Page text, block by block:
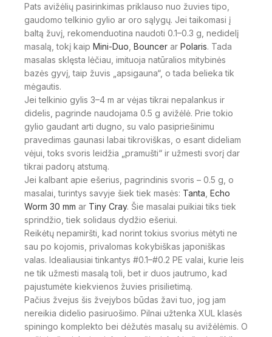
Pats avižėlių pasirinkimas priklauso nuo žuvies tipo,
gaudomo telkinio gylio ar oro sąlygų. Jei taikomasi į
baltą žuvį, rekomenduotina naudoti 0.1–0.3 g, nedidelį
masalą, tokį kaip Mini-Duo Bouncer ar Polaris. Tada
masalas sklęsta lėčiau, imituoja natūralios mitybinės
bazės gyvį, taip žuvis „apsigauna“, o tada belieka tik
mėgautis.
Jei telkinio gylis 3–4 m ar vėjas tikrai nepalankus ir
didelis, pagrinde naudojama 0.5 g avižėlė. Prie tokio
gylio gaudant arti dugno, su valo pasipriešinimu
pravedimas gaunasi labai tikroviškas, o esant dideliam
vėjui, toks svoris leidžia „pramušti“ ir užmesti svorį dar
tikrai padorų atstumą.
Jei kalbant apie ešerius, pagrindinis svoris – 0.5 g, o
masalai, turintys savyje šiek tiek masės: Tanta Echo
Worm 30 mm ar Tiny Cray. Šie masalai puikiai tiks tiek
sprindžio, tiek solidaus dydžio ešeriui.
Reikėtų nepamiršti, kad norint tokius svorius mėtyti ne
sau po kojomis, privalomas kokybiškas japoniškas
valas. Idealiausiai tinkantys #0.1–#0.2 PE valai, kurie leis
ne tik užmesti masalą toli, bet ir duos jautrumo, kad
pajustumėte kiekvienos žuvies prisilietimą.
Pačius žvejus šis žvejybos būdas žavi tuo, jog jam
nereikia didelio pasiruošimo. Pilnai užtenka XUL klasės
spiningo komplekto bei dėžutės masalų su avižėlėmis. O